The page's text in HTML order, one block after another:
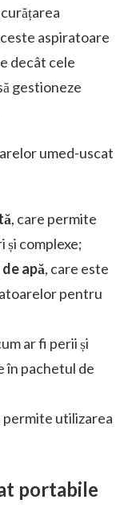
aspiratoare
decât cele
gestioneze
umed-uscat
, care permite
și complexe;
apă, care este
pentru
ar fi perii și
în pachetul de
permite utilizarea
portabile